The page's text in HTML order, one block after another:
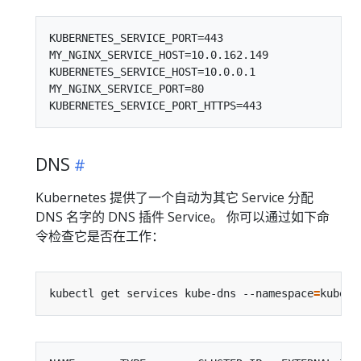
KUBERNETES_SERVICE_PORT=443
MY_NGINX_SERVICE_HOST=10.0.162.149
KUBERNETES_SERVICE_HOST=10.0.0.1
MY_NGINX_SERVICE_PORT=80
DNS
Kubernetes 提供了一个自动为其它 Service 分配
DNS 名字的 DNS 插件 Service。 你可以通过如下命
令检查它是否在工作：
kubectl get services kube-dns --namespace=